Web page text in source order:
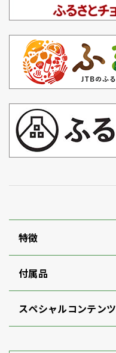
特徴
付属品
スペシャルコンテンツ